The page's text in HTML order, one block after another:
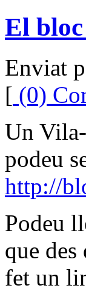
El
Enviat
[ (0)
Un
podeu
http://
Podeu
que
fet un